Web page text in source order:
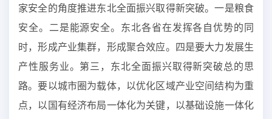
家安全的角度推进东北全面振兴取得新突破。一是粮食
安全。二是能源安全。东北各省在发挥各自优势的同
时，形成产业集群，形成聚合效应。四是要大力发展生
产性服务业。第三，东北全面振兴取得新突破总的思
路。要以城市圈为载体，以优化区域产业空间结构为重
点，以国有经济布局一体化为关键，以基础设施一体化